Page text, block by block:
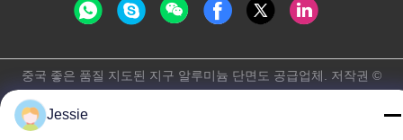
중국 좋은 품질 지도된 지구 알루미늄 단면도 공급업체. 저작권 ©
-2026 K&C LIGHTING TECHNOLOGY LTD. . 모든 권리 보유.
Jessie